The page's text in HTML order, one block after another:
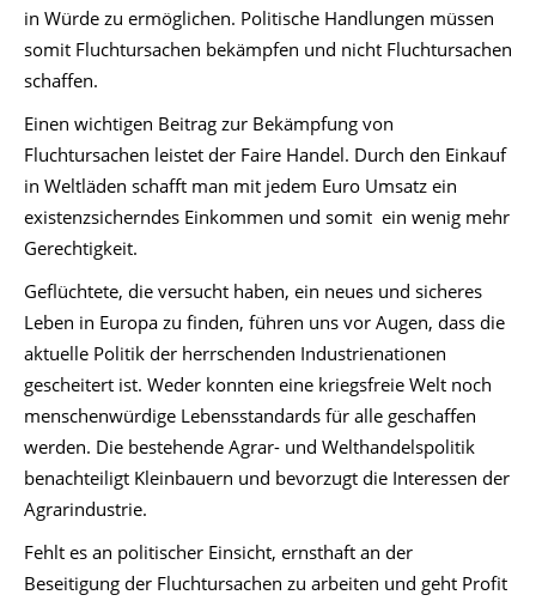
in Würde zu ermöglichen. Politische Handlungen müssen
somit Fluchtursachen bekämpfen und nicht Fluchtursachen
schaffen.
Einen wichtigen Beitrag zur Bekämpfung von
Fluchtursachen leistet der Faire Handel. Durch den Einkauf
in Weltläden schafft man mit jedem Euro Umsatz ein
existenzsicherndes Einkommen und somit ein wenig mehr
Gerechtigkeit.
Geflüchtete, die versucht haben, ein neues und sicheres
Leben in Europa zu finden, führen uns vor Augen, dass die
aktuelle Politik der herrschenden Industrienationen
gescheitert ist. Weder konnten eine kriegsfreie Welt noch
menschenwürdige Lebensstandards für alle geschaffen
werden. Die bestehende Agrar- und Welthandelspolitik
benachteiligt Kleinbauern und bevorzugt die Interessen der
Agrarindustrie.
Fehlt es an politischer Einsicht, ernsthaft an der
Beseitigung der Fluchtursachen zu arbeiten und geht Profit